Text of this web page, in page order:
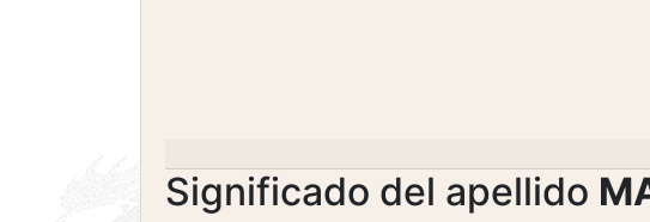
Significado del apellido